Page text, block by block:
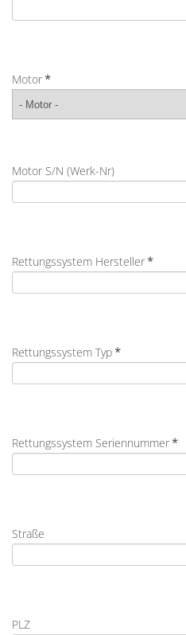
Motor*
Motor S/N (Werk-Nr)
Rettungssystem Hersteller*
Rettungssystem Typ*
Rettungssystem Seriennummer*
Straße
PLZ